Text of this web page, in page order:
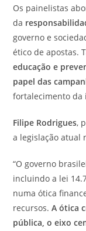
Os painelistas
da
governo e
ético de apostas.
educação e
papel das
fortalecimento da
Filipe Rodrigues,
a legislação atual
“O governo
incluindo a lei
numa ótica
recursos.A ótica
pública, o eixo